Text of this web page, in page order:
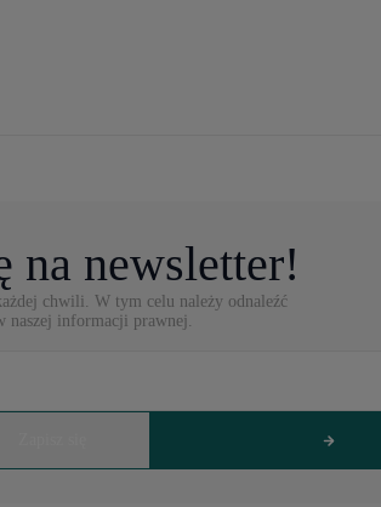
na newsletter!
chwili. W tym celu należy odnaleźć
naszej informacji prawnej.